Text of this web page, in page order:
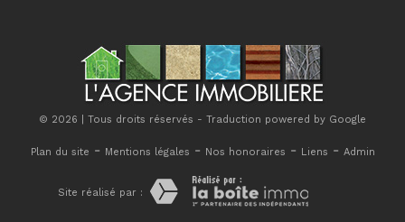
© 2026 | Tous droits réservés - Traduction powered by Google
Plan du site - Mentions légales - Nos honoraires - Liens - Admin
Site réalisé par :